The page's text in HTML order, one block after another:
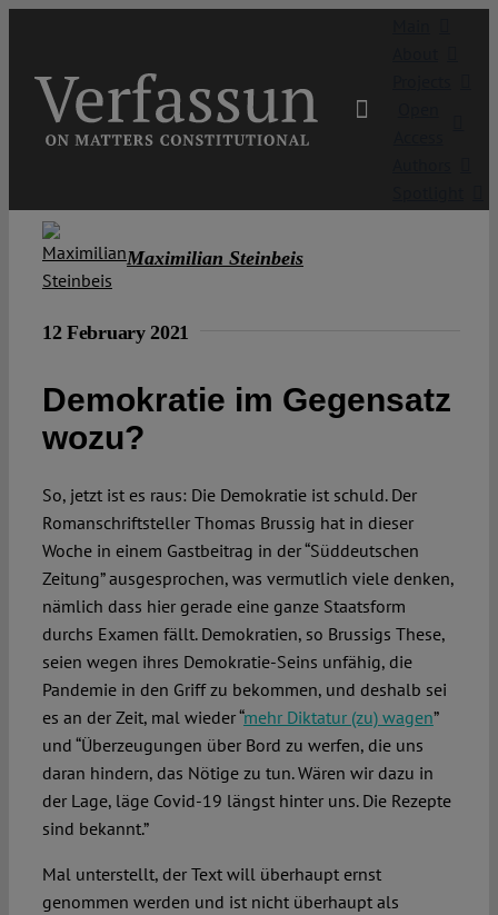
content
Maximilian Steinbeis
12 February 2021
Demokratie im Gegensatz
wozu?
So, jetzt ist es raus: Die Demokratie ist schuld. Der
Romanschriftsteller Thomas Brussig hat in dieser
Woche in einem Gastbeitrag in der “Süddeutschen
Zeitung” ausgesprochen, was vermutlich viele denken,
nämlich dass hier gerade eine ganze Staatsform
durchs Examen fällt. Demokratien, so Brussigs These,
seien wegen ihres Demokratie-Seins unfähig, die
Pandemie in den Griff zu bekommen, und deshalb sei
es an der Zeit, mal wieder “mehr Diktatur (zu) wagen”
und “Überzeugungen über Bord zu werfen, die uns
daran hindern, das Nötige zu tun. Wären wir dazu in
der Lage, läge Covid-19 längst hinter uns. Die Rezepte
sind bekannt.”
Mal unterstellt, der Text will überhaupt ernst
genommen werden und ist nicht überhaupt als